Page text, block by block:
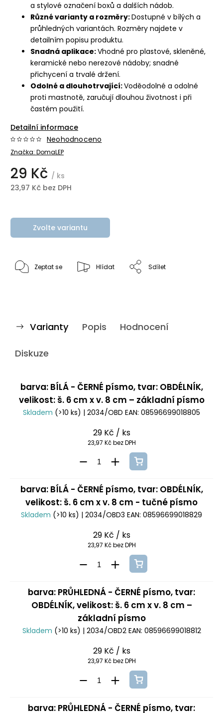
a stylové označení boxů a dalších nádob.
Různé varianty a rozměry:Dostupné v bílých a
průhledných variantách. Rozměry najdete v
detailním popisu produktu.
Snadná aplikace:Vhodné pro plastové, skleněné,
keramické nebo nerezové nádoby; snadné
přichycení a trvalé držení.
Odolné a dlouhotrvající:Voděodolné a odolné
proti mastnotě, zaručují dlouhou životnost i při
častém použití.
Detailní informace
Značka: DomaLEP
Neohodnoceno
29 Kč / ks
23,97 Kč bez DPH
Zvolte variantu
Zeptat se Hlídat Sdílet
Varianty Popis Hodnocení
Diskuze
barva: BÍLÁ - ČERNÉ písmo, tvar: OBDÉLNÍK,
velikost: š. 6 cm x v. 8 cm – základní písmo
Skladem (>10 ks) | 2034/OBD EAN: 08596699018805
29 Kč / ks
23,97 Kč bez DPH
barva: BÍLÁ - ČERNÉ písmo, tvar: OBDÉLNÍK,
velikost: š. 6 cm x v. 8 cm - tučné písmo
Skladem (>10 ks) | 2034/OBD3 EAN: 08596699018829
29 Kč / ks
23,97 Kč bez DPH
barva: PRŮHLEDNÁ - ČERNÉ písmo, tvar:
OBDÉLNÍK, velikost: š. 6 cm x v. 8 cm –
základní písmo
Skladem (>10 ks) | 2034/OBD2 EAN: 08596699018812
29 Kč / ks
23,97 Kč bez DPH
barva: PRŮHLEDNÁ - ČERNÉ písmo, tvar: